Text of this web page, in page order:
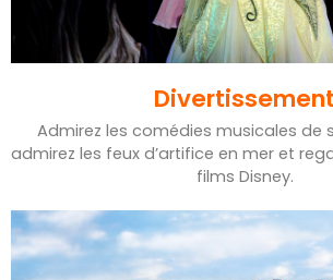
Divertissement
Admirez les comédies musicales de
admirez les feux d’artifice en mer et
films Disney.